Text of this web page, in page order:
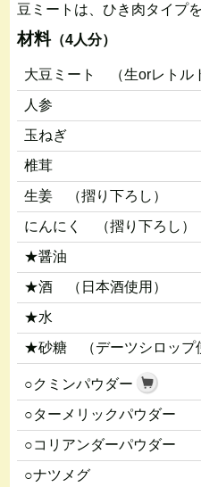
豆ミートは、ひき肉タイプ
材料（4人分）
大豆ミート （生orレトル
人参
玉ねぎ
椎茸
生姜 （摺り下ろし）
にんにく （摺り下ろし）
★醤油
★酒 （日本酒使用）
★水
★砂糖 （デーツシロップ
○クミンパウダー
○ターメリックパウダー
○コリアンダーパウダー
○ナツメグ